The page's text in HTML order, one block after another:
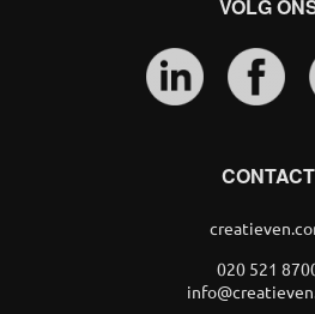
VOLG
CONTACT
020 521